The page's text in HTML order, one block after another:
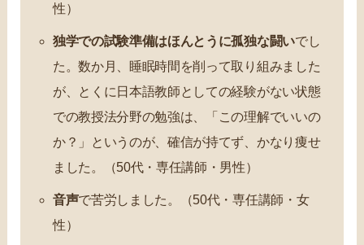
性）
独学での試験準備はほんとうに孤独な闘いでし
た。数か月、睡眠時間を削って取り組みました
が、とくに日本語教師としての経験がない状態
での教授法分野の勉強は、「この理解でいいの
か？」というのが、確信が持てず、かなり痩せ
ました。（50代・専任講師・男性）
音声で苦労しました。（50代・専任講師・女
性）